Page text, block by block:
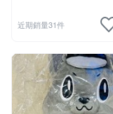
近期銷量31件